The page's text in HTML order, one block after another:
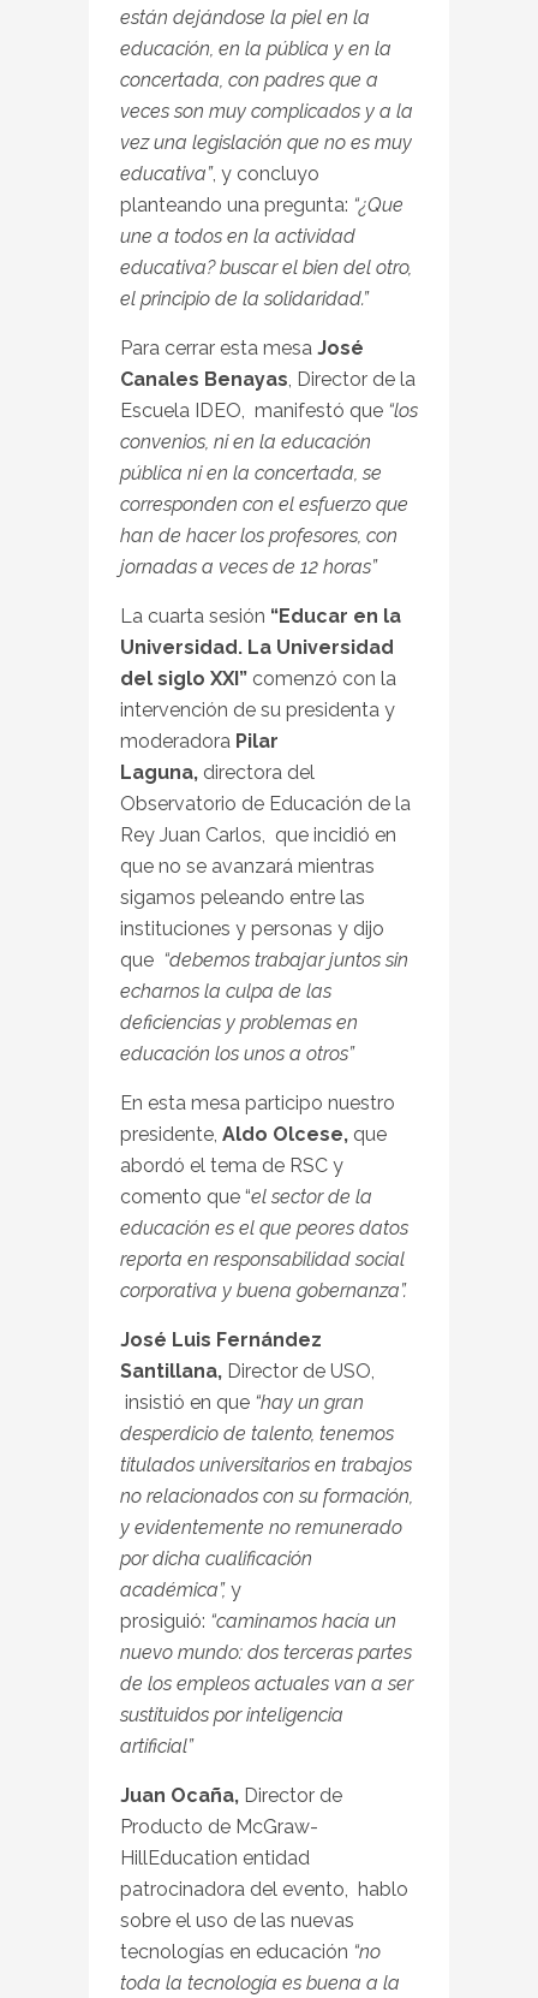
están dejándose la piel en la
educación, en la pública y en la
concertada, con padres que a
veces son muy complicados y a la
vez una legislación que no es muy
educativa”, y concluyo
planteando una pregunta: “¿Que
une a todos en la actividad
educativa? buscar el bien del otro,
el principio de la solidaridad.”
Para cerrar esta mesa José
Canales Benayas, Director de la
Escuela IDEO, manifestó que “los
convenios, ni en la educación
pública ni en la concertada, se
corresponden con el esfuerzo que
han de hacer los profesores, con
jornadas a veces de 12 horas”
La cuarta sesión “Educar en la
Universidad. La Universidad
del siglo XXI” comenzó con la
intervención de su presidenta y
moderadora Pilar
Laguna, directora del
Observatorio de Educación de la
Rey Juan Carlos, que incidió en
que no se avanzará mientras
sigamos peleando entre las
instituciones y personas y dijo
que “debemos trabajar juntos sin
echarnos la culpa de las
deficiencias y problemas en
educación los unos a otros”
En esta mesa participo nuestro
presidente, Aldo Olcese, que
abordó el tema de RSC y
comento que “el sector de la
educación es el que peores datos
reporta en responsabilidad social
corporativa y buena gobernanza”.
José Luis Fernández
Santillana, Director de USO,
insistió en que “hay un gran
desperdicio de talento, tenemos
titulados universitarios en trabajos
no relacionados con su formación,
y evidentemente no remunerado
por dicha cualificación
académica”, y
prosiguió: “caminamos hacía un
nuevo mundo: dos terceras partes
de los empleos actuales van a ser
sustituidos por inteligencia
artificial”
Juan Ocaña, Director de
Producto de McGraw-
HillEducation entidad
patrocinadora del evento, hablo
sobre el uso de las nuevas
tecnologías en educación “no
toda la tecnología es buena a la